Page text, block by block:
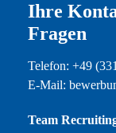
Ihre
Fragen
Telefon: +49
E-Mail:
Team